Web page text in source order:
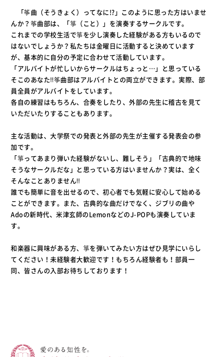
「筝曲（そうきょく）ってなに!?」このように思った方はいませ
んか？筝曲部は、「箏（こと）」を演奏するサークルです。
これまでの学校生活で箏を少し演奏した経験がある方もいるので
はないでしょうか？私たちは金曜日に活動すると決めています
が、基本的に自分の予定に合わせて活動しています。
「アルバイトが忙しいからサークルはちょっと…」と思っている
そこのあなた‼筝曲部はアルバイトとの両立ができます。実際、部
員全員がアルバイトをしています。
各自の練習はもちろん、合奏をしたり、外部の先生に稽古を見て
いただいたりすることもあります。
主な活動は、大学祭での発表と外部の先生が主催する発表会の参
加です。
「箏ってあまり弾いた経験がないし、難しそう」「古典的で地味
そうなサークルだな」と思っている方はいませんか？実は、全く
そんなことありません‼
誰でも簡単に音を出せるので、初心者でも気軽に安心して始める
ことができます。また、古典的な曲だけでなく、ジブリの曲や
Adoの新時代、米津玄師のLemonなどのJ-POPも演奏していま
す。
和楽器に興味がある方、箏を弾いてみたい方はぜひ見学にいらし
てください！未経験者大歓迎です！もちろん経験者も！部員一
同、皆さんの入部お待ちしております！